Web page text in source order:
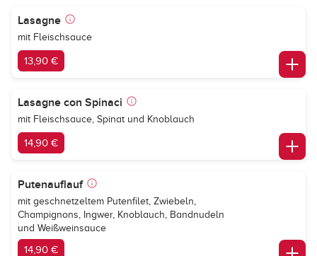
Lasagne
mit Fleischsauce
13,90 €
Lasagne con Spinaci
mit Fleischsauce, Spinat und Knoblauch
14,90 €
Putenauflauf
mit geschnetzeltem Putenfilet, Zwiebeln,
Champignons, Ingwer, Knoblauch, Bandnudeln
und Weißweinsauce
14,90 €